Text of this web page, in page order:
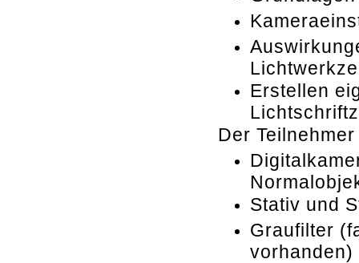
Erstellen
Der
Stativ und
Graufilter
vorhanden)